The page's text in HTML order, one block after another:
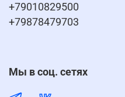
+79010829500
+79878479703
Мы в соц. сетях